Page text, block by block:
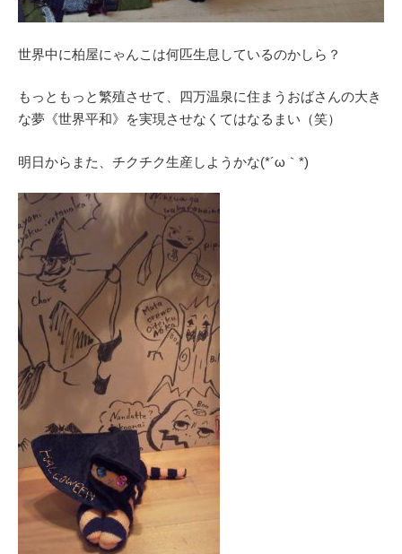
世界中に柏屋にゃんこは何匹生息しているのかしら？
もっともっと繁殖させて、四万温泉に住まうおばさんの大き
な夢《世界平和》を実現させなくてはなるまい（笑）
明日からまた、チクチク生産しようかな(⁠*⁠´⁠ω⁠｀⁠*⁠)